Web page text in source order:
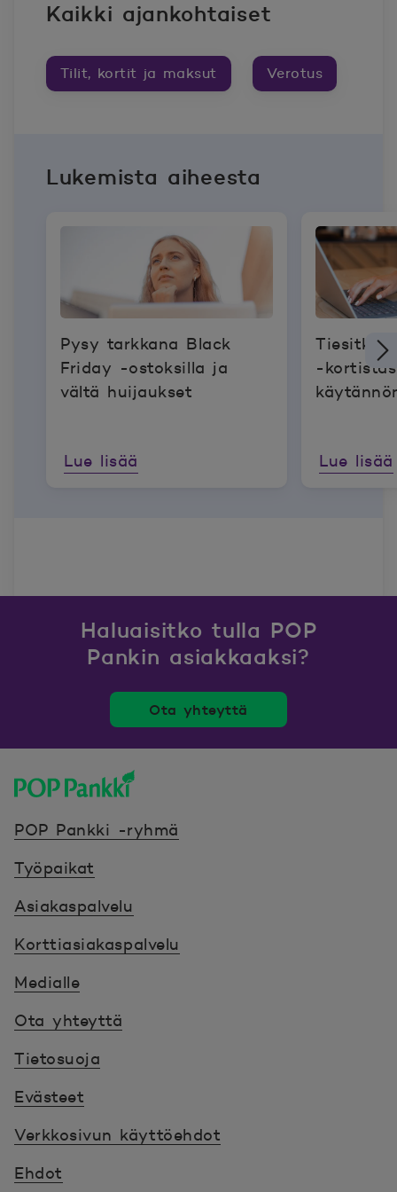
Kaikki ajankohtaiset
Tilit, kortit ja maksut Verotus
Lukemista aiheesta
Pysy tarkkana Black
Friday -ostoksilla ja
vältä huijaukset
Lue lisää
Tiesitkö
-
Lue lisää
Haluaisitko tulla POP
Pankin asiakkaaksi?
Ota yhteyttä
POP Pankki -ryhmä
Työpaikat
Asiakaspalvelu
Korttiasiakaspalvelu
Medialle
Ota yhteyttä
Tietosuoja
Evästeet
Verkkosivun käyttöehdot
Ehdot